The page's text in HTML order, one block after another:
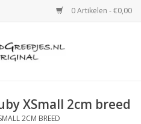
0 Artikelen - €0,00
XSmall 2cm breed
2CM BREED